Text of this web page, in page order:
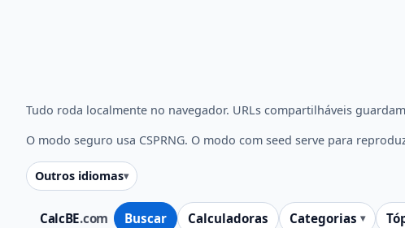
CalcBE.com Buscar Calculadoras Categorias
Tudo roda localmente no navegador. URLs compartilháveis
O modo seguro usa CSPRNG. O modo com seed serve para
Outros idiomas